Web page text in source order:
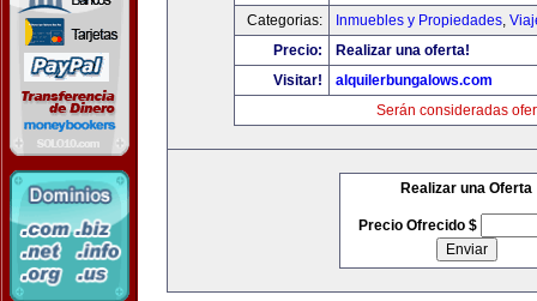
Categorias:
Inmuebles y Propiedades,
Precio:
Realizar una oferta!
Visitar!
alquilerbungalows.com
Serán consideradas
Realizar una Oferta
Precio Ofrecido $